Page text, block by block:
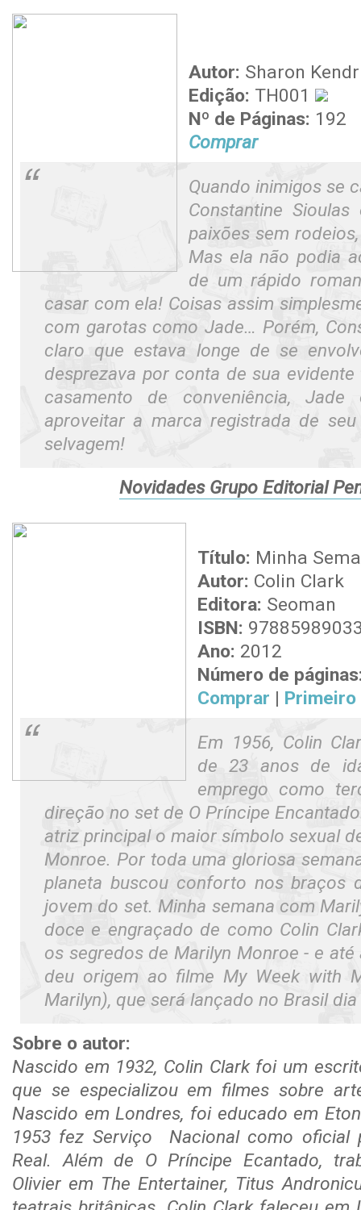
Autor: Sharon
Edição: TH001
Nº de Páginas: 192
Comprar
Quando inimigos se
Constantine
paixões sem
Mas ela não podia
de um rápido
casar com ela! Coisas assim
com garotas como Jade… Porém,
claro que estava longe de se
desprezava por conta de sua
casamento de conveniência,
aproveitar a marca registrada de
selvagem!
Novidades Grupo Editorial
Título: Minha
Autor: Colin Clark
Editora: Seoman
ISBN:
Ano: 2012
Número de
Comprar | Primeiro
Em 1956, Colin
de 23 anos de
emprego como
direção no set de O Príncipe
atriz principal o maior símbolo sexual
Monroe. Por toda uma gloriosa
planeta buscou conforto nos braços
jovem do set. Minha semana com
doce e engraçado de como Colin
os segredos de Marilyn Monroe - e
deu origem ao filme My Week with
Marilyn), que será lançado no Brasil
Sobre o autor:
Nascido em 1932, Colin Clark foi um
que se especializou em filmes sobre
Nascido em Londres, foi educado em
1953 fez Serviço Nacional como oficial
Real. Além de O Príncipe Ecantado,
Olivier em The Entertainer, Titus